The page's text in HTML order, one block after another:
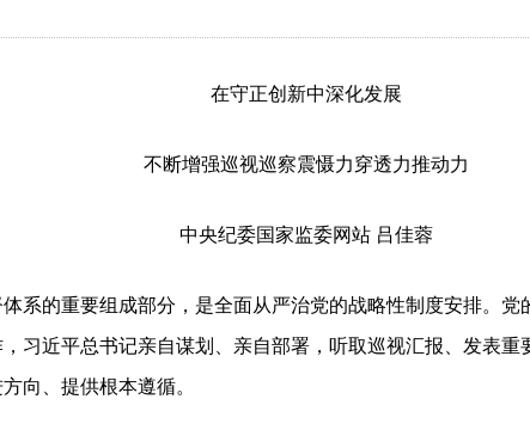
在守正创新中深化发展
不断增强巡视巡察震慑力穿透力推动力
中央纪委国家监委网站 吕佳蓉
的重要组成部分，是全面从严治党的战略性制度安排。党
习近平总书记亲自谋划、亲自部署，听取巡视汇报、发表重
向、提供根本遵循。